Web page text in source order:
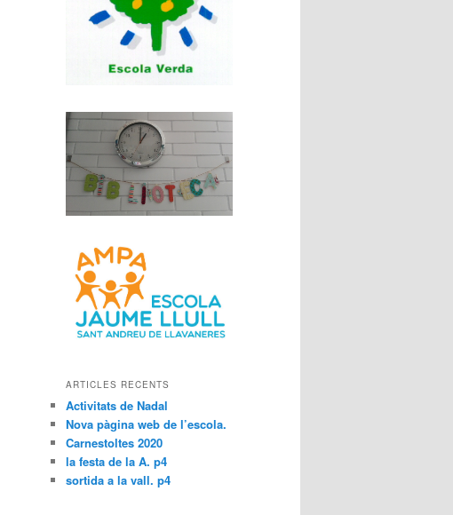
ARTICLES RECENTS
Activitats de Nadal
Nova pàgina web de l’escola.
Carnestoltes 2020
la festa de la A. p4
sortida a la vall. p4